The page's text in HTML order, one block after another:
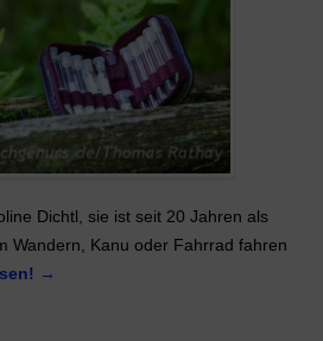
Dichtl, sie ist seit 20 Jahren als
Wandern, Kanu oder Fahrrad fahren
→